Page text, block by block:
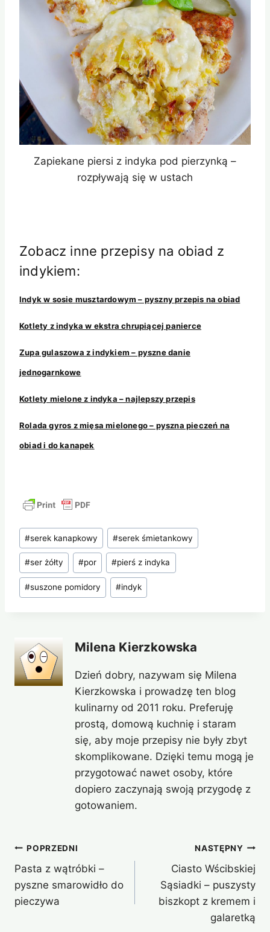
Zapiekane piersi z indyka pod pierzynką –
rozpływają się w ustach
Zobacz inne przepisy na obiad z
indykiem:
Indyk w sosie musztardowym – pyszny przepis na obiad
Kotlety z indyka w ekstra chrupiącej panierce
Zupa gulaszowa z indykiem – pyszne danie
jednogarnkowe
Kotlety mielone z indyka – najlepszy przepis
Rolada gyros z mięsa mielonego – pyszna pieczeń na
obiad i do kanapek
Tagi
wpisu:
#serek kanapkowy #serek śmietankowy
#ser żółty #por #pierś z indyka
#suszone pomidory #indyk
Milena Kierzkowska
Dzień dobry, nazywam się Milena
Kierzkowska i prowadzę ten blog
kulinarny od 2011 roku. Preferuję
prostą, domową kuchnię i staram
się, aby moje przepisy nie były zbyt
skomplikowane. Dzięki temu mogą je
przygotować nawet osoby, które
dopiero zaczynają swoją przygodę z
gotowaniem.
Nawigacja
wpisu
POPRZEDNI
Pasta z wątróbki –
pyszne smarowidło do
pieczywa
NASTĘPNY
Ciasto Wścibskiej
Sąsiadki – puszysty
biszkopt z kremem i
galaretką